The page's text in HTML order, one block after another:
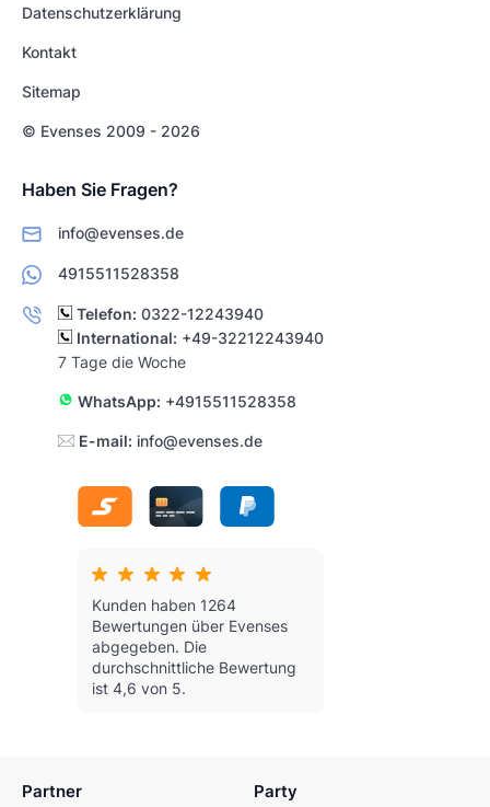
Datenschutzerklärung
Kontakt
Sitemap
© Evenses 2009 - 2026
Haben Sie Fragen?
info@evenses.de
4915511528358
Telefon: 0322-12243940
International: +49-32212243940
7 Tage die Woche
WhatsApp: +4915511528358
E-mail: info@evenses.de
Kunden haben 1264
Bewertungen über Evenses
abgegeben. Die
durchschnittliche Bewertung
ist 4,6 von 5.
Partner Party